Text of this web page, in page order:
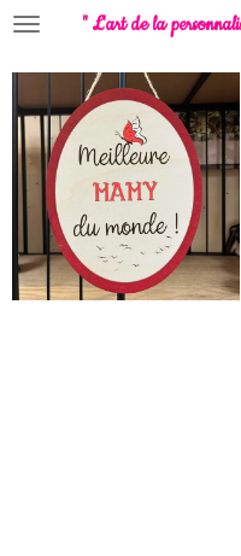
Passer
principal
" L'art de la